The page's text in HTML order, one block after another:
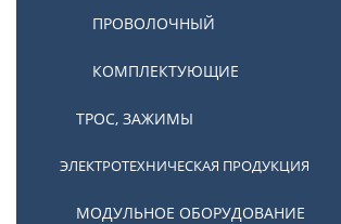
ПРОВОЛОЧНЫЙ
КОМПЛЕКТУЮЩИЕ
ТРОС, ЗАЖИМЫ
ЭЛЕКТРОТЕХНИЧЕСКАЯ ПРОДУКЦИЯ
МОДУЛЬНОЕ ОБОРУДОВАНИЕ